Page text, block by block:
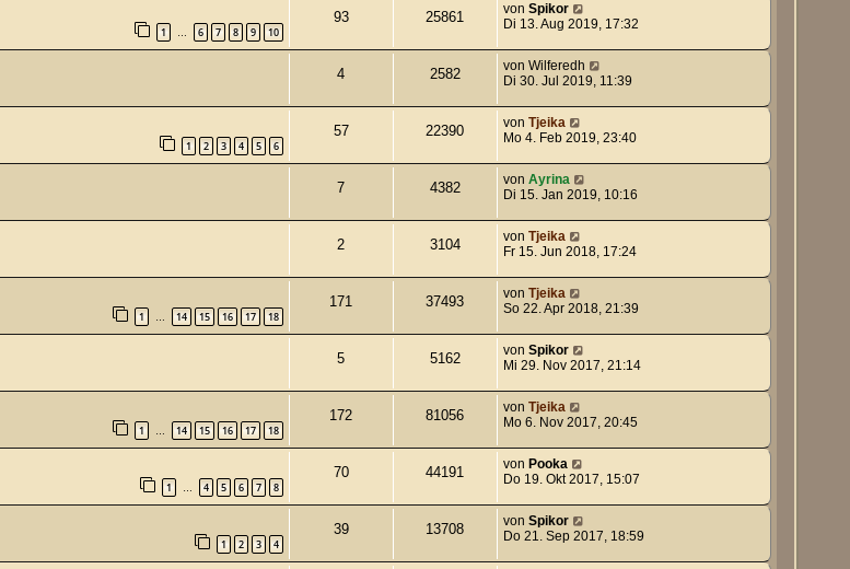
1 6 7 8 9 10
93 25861 von Spikor
Di 13. Aug 2019, 17:32
4 2582 von Wilferedh
Di 30. Jul 2019, 11:39
1 2 3 4 5 6
57 22390 von Tjeika
Mo 4. Feb 2019, 23:40
7 4382 von Ayrina
Di 15. Jan 2019, 10:16
2 3104 von Tjeika
Fr 15. Jun 2018, 17:24
1 14 15 16 17 18
171 37493 von Tjeika
So 22. Apr 2018, 21:39
5 5162 von Spikor
Mi 29. Nov 2017, 21:14
1 14 15 16 17 18
172 81056 von Tjeika
Mo 6. Nov 2017, 20:45
1 4 5 6 7 8
70 44191 von Pooka
Do 19. Okt 2017, 15:07
1 2 3 4
39 13708 von Spikor
Do 21. Sep 2017, 18:59